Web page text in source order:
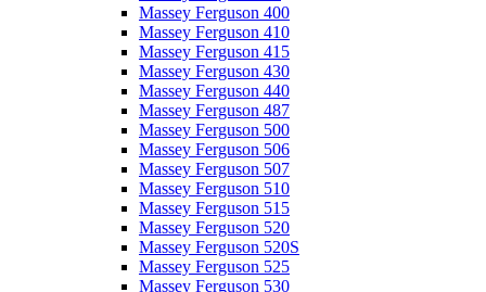
Massey Ferguson 400
Massey Ferguson 410
Massey Ferguson 415
Massey Ferguson 430
Massey Ferguson 440
Massey Ferguson 487
Massey Ferguson 500
Massey Ferguson 506
Massey Ferguson 507
Massey Ferguson 510
Massey Ferguson 515
Massey Ferguson 520
Massey Ferguson 520S
Massey Ferguson 525
Massey Ferguson 530